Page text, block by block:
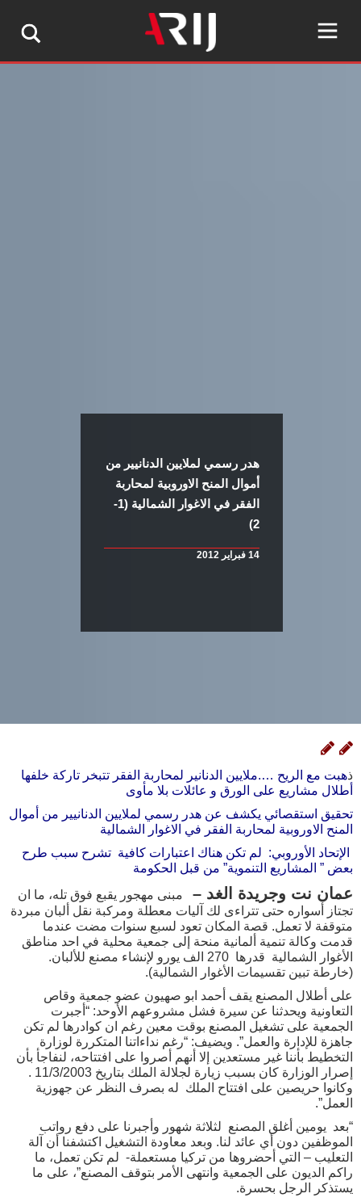
هدر رسمي لملايين الدنانيير من
أموال المنح الاوروبية لمحاربة
الفقر في الاغوار الشمالية (1-
2)
14 فبراير 2012
ذهبت مع الريح ….ملايين الدنانير لمحاربة الفقر تتبخر تاركة خلفها
أطلال مشاريع على الورق و عائلات بلا مأوى
تحقيق استقصائي يكشف عن هدر رسمي لملايين الدنانيير من أموال
المنح الاوروبية لمحاربة الفقر في الاغوار الشمالية
الإتحاد الأوروبي: لم تكن هناك اعتبارات كافية تشرح سبب طرح
بعض ” المشاريع التنموية” من قبل الحكومة
عمان نت وجريدة الغد –
مبنى مهجور يقبع فوق تله، ما ان
تجتاز أسواره حتى تتراءى لك آليات معطلة ومركبة نقل ألبان مبردة
متوقفة لا تعمل. قصة المكان تعود لسبع سنوات مضت عندما
قدمت وكالة تنمية ألمانية منحة إلى جمعية محلية في احد مناطق
الأغوار الشمالية قدرها 270 الف يورو لإنشاء مصنع للألبان.
(خارطة تبين تقسيمات الأغوار الشمالية).
على أطلال المصنع يقف أحمد ابو صهيون عضو جمعية وقاص
التعاونية ويحدثنا عن سيرة فشل مشروعهم الأوحد: “أجبرت
الجمعية على تشغيل المصنع بوقت معين رغم ان كوادرها لم تكن
جاهزة للإدارة والعمل”. ويضيف: “رغم نداءاتنا المتكررة لوزارة
التخطيط بأننا غير مستعدين إلا أنهم أصروا على افتتاحه، لنفاجأ بأن
إصرار الوزارة كان بسبب زيارة لجلالة الملك بتاريخ 11/3/2003 .
وكانوا حريصين على افتتاح الملك له بصرف النظر عن جهوزية
العمل”.
“بعد يومين أغلق المصنع لثلاثة شهور وأجبرنا على دفع رواتب
الموظفين دون أي عائد لنا. وبعد معاودة التشغيل اكتشفنا أن آلة
التعليب – التي أحضروها من تركيا مستعملة- لم تكن تعمل، ما
راكم الديون على الجمعية وانتهى الأمر بتوقف المصنع”، على ما
يستذكر الرجل بحسرة.